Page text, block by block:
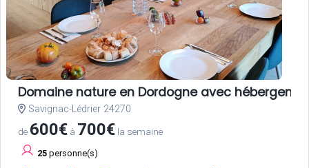
Domaine nature en Dordogne avec
Savignac-Lédrier 24270
de 600€ à 700€ la semaine
25 personne(s)